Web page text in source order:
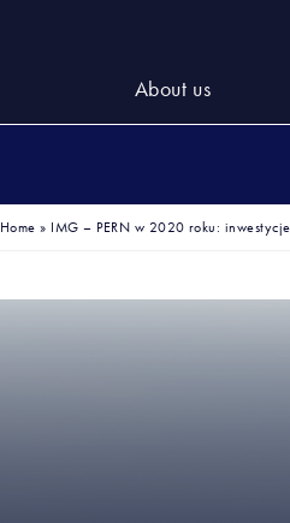
About us
Home » IMG – PERN w 2020 roku: